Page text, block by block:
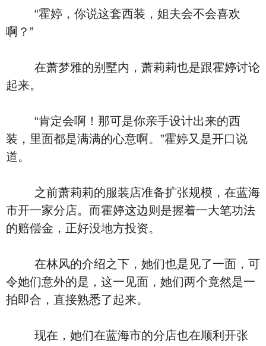
“霍婷，你说这套西装，姐夫会不会喜欢
啊？”
在萧梦雅的别墅内，萧莉莉也是跟霍婷讨论
起来。
“肯定会啊！那可是你亲手设计出来的西
装，里面都是满满的心意啊。”霍婷又是开口说
道。
之前萧莉莉的服装店准备扩张规模，在蓝海
市开一家分店。而霍婷这边则是握着一大笔功法
的赔偿金，正好没地方投资。
在林风的介绍之下，她们也是见了一面，可
令她们意外的是，这一见面，她们两个竟然是一
拍即合，直接熟悉了起来。
现在，她们在蓝海市的分店也在顺利开张